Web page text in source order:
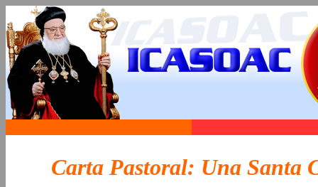
Carta Pastoral: Una Santa